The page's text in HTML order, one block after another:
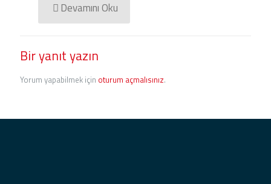
Devamını Oku
Bir yanıt yazın
Yorum yapabilmek için oturum açmalısınız.